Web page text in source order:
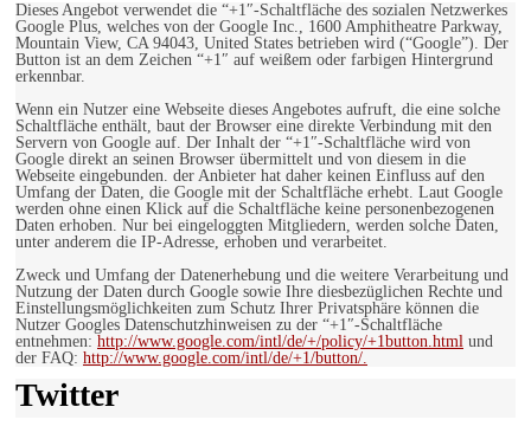
Dieses Angebot verwendet die “+1″-Schaltfläche des sozialen Netzwerkes
Google Plus, welches von der Google Inc., 1600 Amphitheatre Parkway,
Mountain View, CA 94043, United States betrieben wird (“Google”). Der
Button ist an dem Zeichen “+1″ auf weißem oder farbigen Hintergrund
erkennbar.
Wenn ein Nutzer eine Webseite dieses Angebotes aufruft, die eine solche
Schaltfläche enthält, baut der Browser eine direkte Verbindung mit den
Servern von Google auf. Der Inhalt der “+1″-Schaltfläche wird von
Google direkt an seinen Browser übermittelt und von diesem in die
Webseite eingebunden. der Anbieter hat daher keinen Einfluss auf den
Umfang der Daten, die Google mit der Schaltfläche erhebt. Laut Google
werden ohne einen Klick auf die Schaltfläche keine personenbezogenen
Daten erhoben. Nur bei eingeloggten Mitgliedern, werden solche Daten,
unter anderem die IP-Adresse, erhoben und verarbeitet.
Zweck und Umfang der Datenerhebung und die weitere Verarbeitung und
Nutzung der Daten durch Google sowie Ihre diesbezüglichen Rechte und
Einstellungsmöglichkeiten zum Schutz Ihrer Privatsphäre können die
Nutzer Googles Datenschutzhinweisen zu der “+1″-Schaltfläche
entnehmen: http://www.google.com/intl/de/+/policy/+1button.html und
der FAQ: http://www.google.com/intl/de/+1/button/.
Twitter